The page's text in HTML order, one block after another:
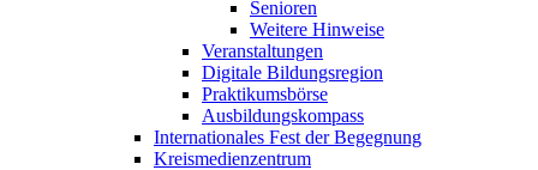
Senioren
Weitere Hinweise
Veranstaltungen
Digitale Bildungsregion
Praktikumsbörse
Ausbildungskompass
Internationales Fest der Begegnung
Kreismedienzentrum